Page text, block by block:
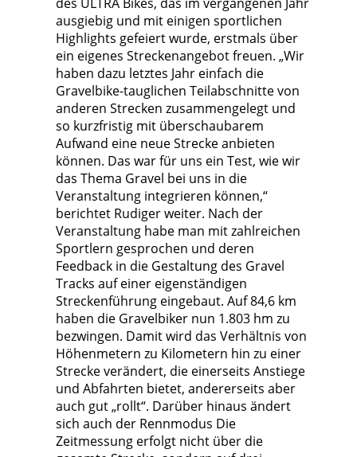
ausgiebig und mit einigen sportlichen
Highlights gefeiert wurde, erstmals über
ein eigenes Streckenangebot freuen. „Wir
haben dazu letztes Jahr einfach die
Gravelbike-tauglichen Teilabschnitte von
anderen Strecken zusammengelegt und
so kurzfristig mit überschaubarem
Aufwand eine neue Strecke anbieten
können. Das war für uns ein Test, wie wir
das Thema Gravel bei uns in die
Veranstaltung integrieren können,“
berichtet Rudiger weiter. Nach der
Veranstaltung habe man mit zahlreichen
Sportlern gesprochen und deren
Feedback in die Gestaltung des Gravel
Tracks auf einer eigenständigen
Streckenführung eingebaut. Auf 84,6 km
haben die Gravelbiker nun 1.803 hm zu
bezwingen. Damit wird das Verhältnis von
Höhenmetern zu Kilometern hin zu einer
Strecke verändert, die einerseits Anstiege
und Abfahrten bietet, andererseits aber
auch gut „rollt“. Darüber hinaus ändert
sich auch der Rennmodus Die
Zeitmessung erfolgt nicht über die